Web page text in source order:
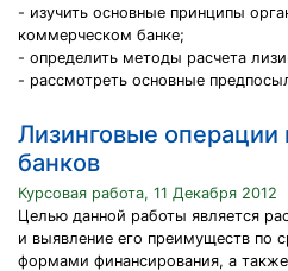
- изучить основные принципы
коммерческом банке;
- определить методы расчета
- рассмотреть основные
Лизинговые
банков
Курсовая работа, 11 Декабря 2012
Целью данной работы является
и выявление его преимуществ по
формами финансирования, а